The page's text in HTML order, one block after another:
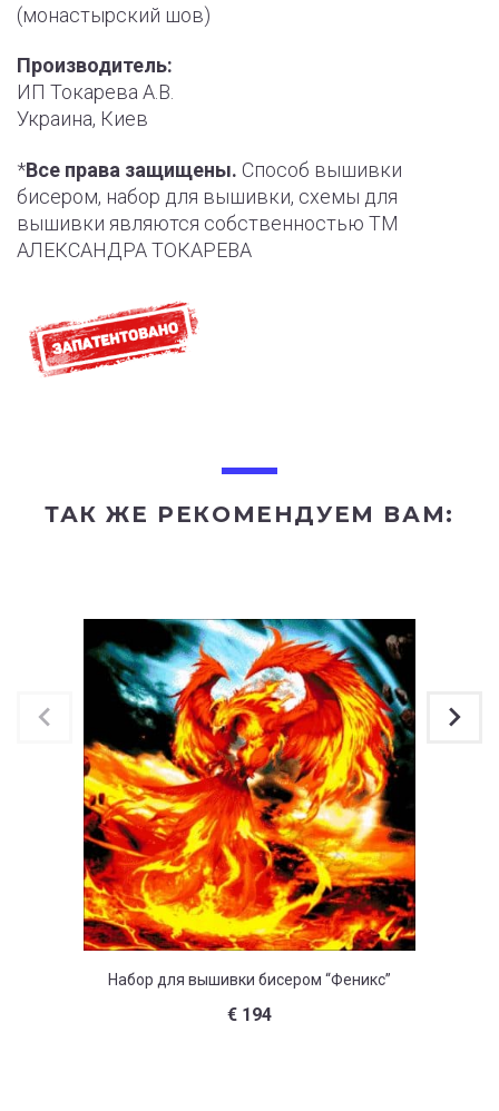
(монастырский шов)
Производитель:
ИП Токарева А.В.
Украина, Киев
*Все права защищены. Способ вышивки
бисером, набор для вышивки, схемы для
вышивки являются собственностью ТМ
АЛЕКСАНДРА ТОКАРЕВА
ТАК ЖЕ РЕКОМЕНДУЕМ ВАМ:
Набор для вышивки бисером “Феникс”
€ 194